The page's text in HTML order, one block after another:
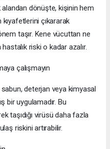
alandan dönüşte, kişinin hem
çıkararak
taşır. Kene vücuttan ne
riski o kadar azalır.
çalışmayın
deterjan veya kimyasal
bir uygulamadır. Bu
taşıdığı virüsü daha fazla
riskini artırabilir.